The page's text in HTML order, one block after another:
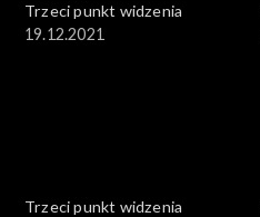
Trzeci punkt widzenia
19.12.2021
Trzeci punkt widzenia